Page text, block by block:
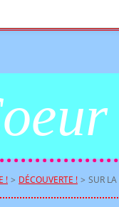
! > DÉCOUVERTE ! > SUR LA